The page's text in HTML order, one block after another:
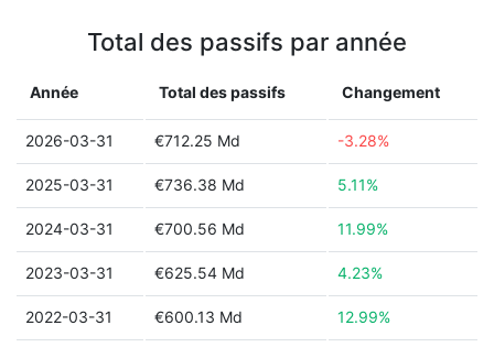
Total des passifs par année
Année Total des passifs Changement
2026-03-31 €712.25 Md -3.28%
2025-03-31 €736.38 Md 5.11%
2024-03-31 €700.56 Md 11.99%
2023-03-31 €625.54 Md 4.23%
2022-03-31 €600.13 Md 12.99%